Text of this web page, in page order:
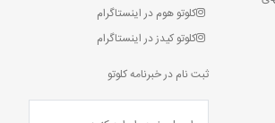
کلوتو هوم در اینستاگرام
کلوتو کیدز در اینستاگرام
ثبت نام در خبرنامه کلوتو